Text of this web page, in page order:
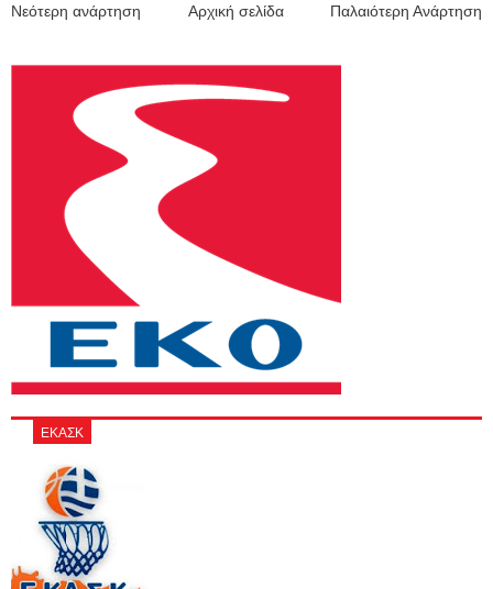
Νεότερη ανάρτηση Παλαιότερη Ανάρτηση
Αρχική σελίδα
ΕΚΑΣΚ